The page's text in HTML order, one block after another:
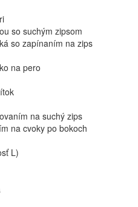
so suchým zipsom
so zapínaním na zips
na pero
na suchý zips
na cvoky po bokoch
L)